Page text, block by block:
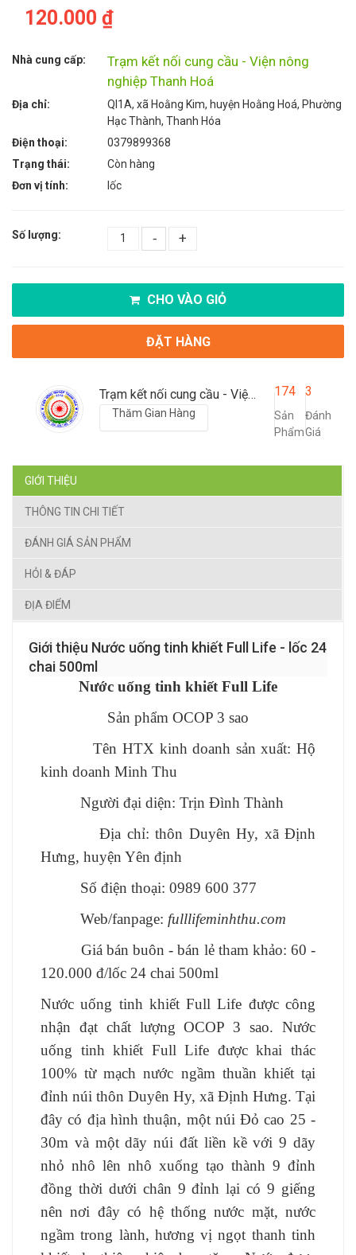
120.000 ₫
Nhà cung cấp:
Trạm kết nối cung cầu - Viện nông
nghiệp Thanh Hoá
Địa chỉ:
Ql1A, xã Hoằng Kim, huyện Hoằng Hoá, Phường
Hạc Thành, Thanh Hóa
Điện thoại:
0379899368
Trạng thái:
Còn hàng
Đơn vị tính:
lốc
Số lượng: - +
CHO VÀO GIỎ
ĐẶT HÀNG
Trạm kết nối cung cầu - Viện nông nghiệp Thanh Hoá
Thăm Gian Hàng
174
Sản
Phẩm
3
Đánh
Giá
GIỚI THIỆU
THÔNG TIN CHI TIẾT
ĐÁNH GIÁ SẢN PHẨM
HỎI & ĐÁP
ĐỊA ĐIỂM
Giới thiệu Nước uống tinh khiết Full Life - lốc 24
chai 500ml
Nước uống tinh khiết Full Life
Sản phẩm OCOP 3 sao
Tên HTX kinh doanh sản xuất: Hộ
kinh doanh Minh Thu
Người đại diện: Trịn Đình Thành
Địa chỉ: thôn Duyên Hy, xã Định
Hưng, huyện Yên định
Số điện thoại: 0989 600 377
Web/fanpage: fulllifeminhthu.com
Giá bán buôn - bán lẻ tham khảo: 60 -
120.000 đ/lốc 24 chai 500ml
Nước uống tinh khiết Full Life được công
nhận đạt chất lượng OCOP 3 sao. Nước
uống tinh khiết Full Life được khai thác
100% từ mạch nước ngầm thuần khiết tại
đỉnh núi thôn Duyên Hy, xã Định Hưng. Tại
đây có địa hình thuận, một núi Đỏ cao 25 -
30m và một dãy núi đất liền kề với 9 dãy
nhỏ nhô lên nhô xuống tạo thành 9 đỉnh
đồng thời dưới chân 9 đỉnh lại có 9 giếng
nên nơi đây có hệ thống nước mặt, nước
ngầm trong lành, hương vị ngọt thanh tinh